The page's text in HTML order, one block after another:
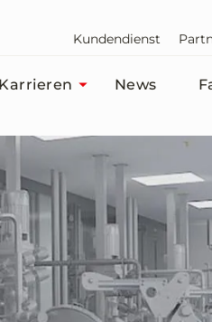
Kundendienst
Karrieren News